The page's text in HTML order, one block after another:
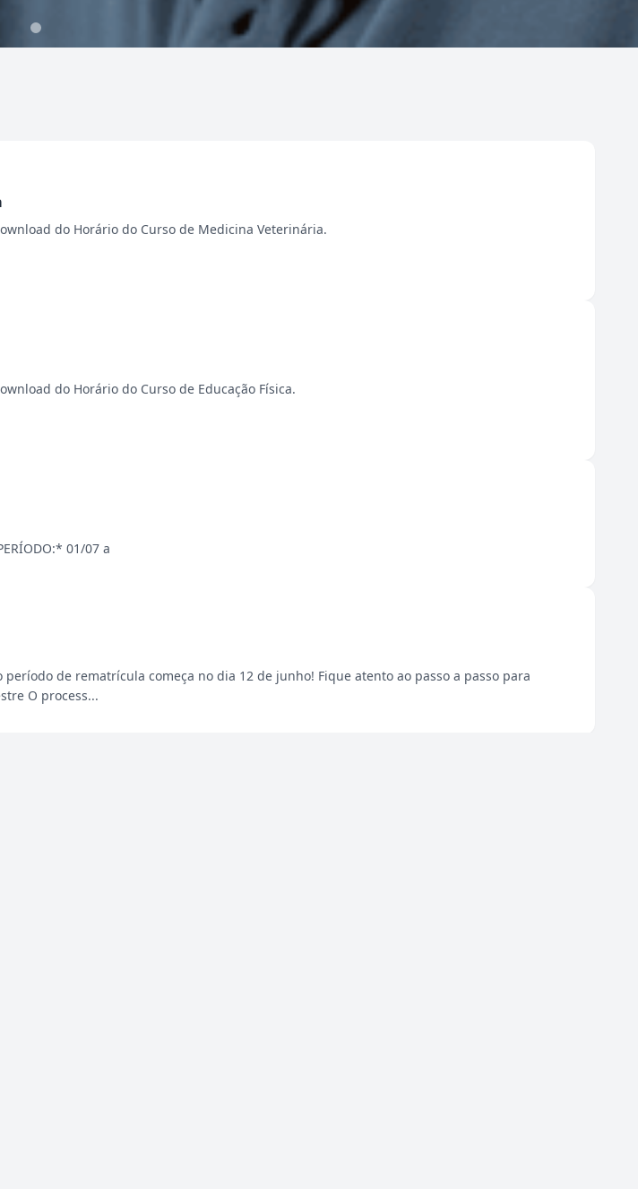
do Horário do Curso de Medicina Veterinária.
do Horário do Curso de Educação Física.
01/07 a
período de rematrícula começa no dia 12 de junho! Fique atento ao passo a passo para
O process...